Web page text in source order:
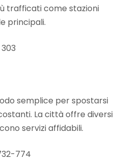
trafficati come stazioni
principali.
semplice per spostarsi
La città offre diversi
servizi affidabili.
774